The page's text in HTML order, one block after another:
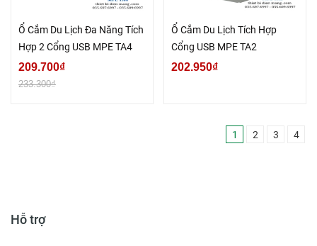
Ổ Cắm Du Lịch Đa Năng Tích
Hợp 2 Cổng USB MPE TA4
209.700₫
233.300₫
Ổ Cắm Du Lịch Tích Hợp
Cổng USB MPE TA2
202.950₫
1 2 3 4
Hỗ trợ